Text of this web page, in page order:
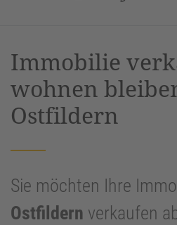
Immobilie
wohnen
Ostfildern
Sie möchten Ihre
Ostfildern verkaufen